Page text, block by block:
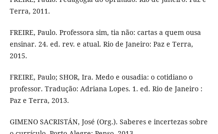
Terra, 2011.
FREIRE, Paulo. Professora sim, tia não: cartas a quem ousa
ensinar. 24. ed. rev. e atual. Rio de Janeiro: Paz e Terra,
2015.
FREIRE, Paulo; SHOR, Ira. Medo e ousadia: o cotidiano o
professor. Tradução: Adriana Lopes. 1. ed. Rio de Janeiro :
Paz e Terra, 2013.
GIMENO SACRISTÁN, José (Org.). Saberes e incertezas sobre